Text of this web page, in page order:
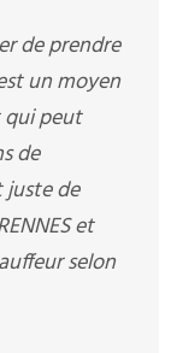
de prendre
un moyen
peut
de
juste de
et
selon